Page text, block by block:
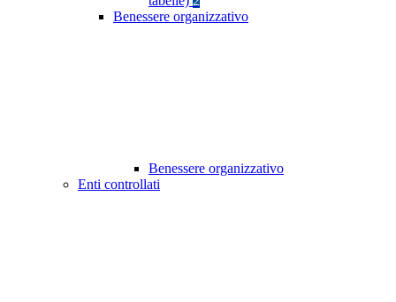
Benessere organizzativo
Benessere organizzativo
Enti controllati